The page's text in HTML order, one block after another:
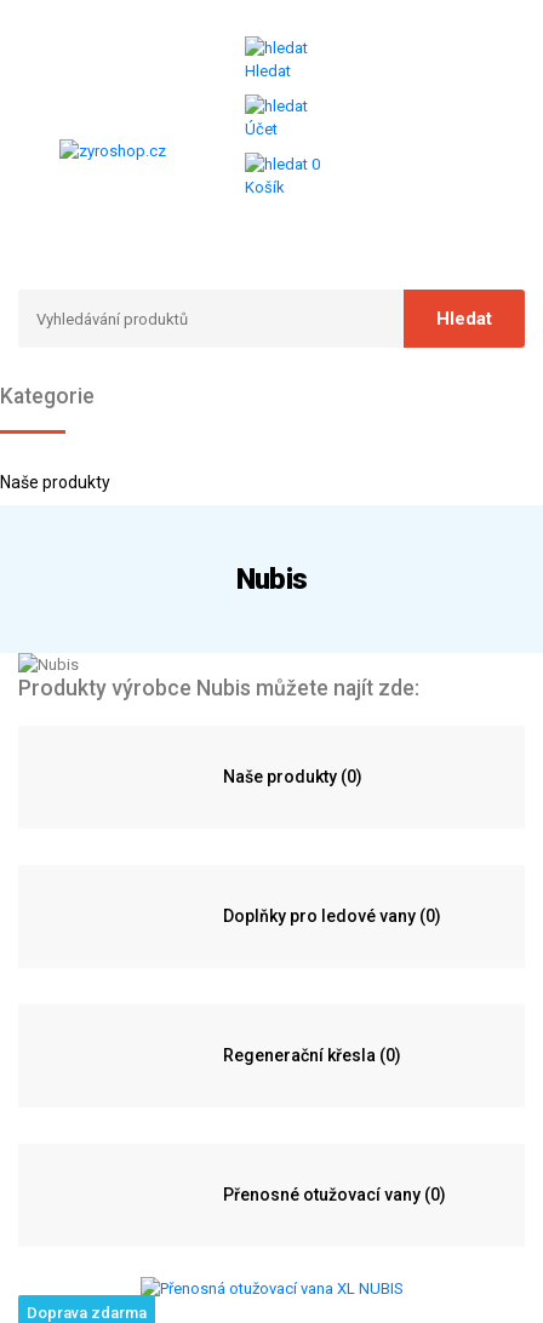
Hledat
Účet
0
Košík
Kategorie
Naše produkty
Nubis
Produkty výrobce Nubis můžete najít zde:
Naše produkty (0)
Doplňky pro ledové vany (0)
Regenerační křesla (0)
Přenosné otužovací vany (0)
Doprava zdarma